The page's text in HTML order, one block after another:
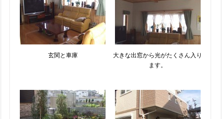
玄関と車庫
大きな出窓から光がたくさん入り
ます。